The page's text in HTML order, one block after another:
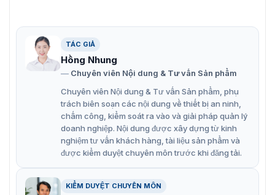
phát hiện âm thanh thông minh, IVS, phát hiện khuôn
mặt, phát hiện vật thể thông minh và đếm người, v.v.
Báo động: 2 vào, 2 ra; âm thanh: 2 vào, 1 ra; 485;
BNC; hỗ trợ thẻ Micro SD tối đa 512 GB, MIC tích hợp.
Hỗ trợ P-iris, camera có thể điều khiển mống mắt
chính xác hơn để có hiệu ứng hình ảnh tốt hơn.
Nguồn điện 24 VAC/12 VDC/PoE; ePoE.
TÁC GIẢ
Hồng Nhung
Chuyên viên Nội dung & Tư vấn Sản phẩm
Chuyên viên Nội dung & Tư vấn Sản phẩm, phụ
trách biên soạn các nội dung về thiết bị an ninh,
chấm công, kiểm soát ra vào và giải pháp quản lý
doanh nghiệp. Nội dung được xây dựng từ kinh
nghiệm tư vấn khách hàng, tài liệu sản phẩm và
được kiểm duyệt chuyên môn trước khi đăng tải.
KIỂM DUYỆT CHUYÊN MÔN